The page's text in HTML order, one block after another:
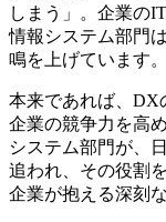
しまう」。企業の
情報システム部門
鳴を上げています。
本来であれば、DX
企業の競争力を高
システム部門が、
追われ、その役割
企業が抱える深刻